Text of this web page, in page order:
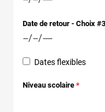
Date de retour - Choix #3
Dates flexibles
Niveau scolaire